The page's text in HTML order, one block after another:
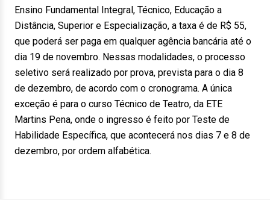
Ensino Fundamental Integral, Técnico, Educação a
Distância, Superior e Especialização, a taxa é de R$ 55,
que poderá ser paga em qualquer agência bancária até o
dia 19 de novembro. Nessas modalidades, o processo
seletivo será realizado por prova, prevista para o dia 8
de dezembro, de acordo com o cronograma. A única
exceção é para o curso Técnico de Teatro, da ETE
Martins Pena, onde o ingresso é feito por Teste de
Habilidade Específica, que acontecerá nos dias 7 e 8 de
dezembro, por ordem alfabética.